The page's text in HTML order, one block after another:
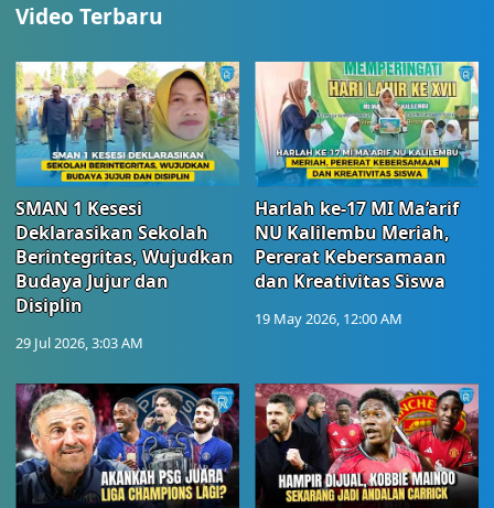
Video Terbaru
SMAN 1 Kesesi
Deklarasikan Sekolah
Berintegritas, Wujudkan
Budaya Jujur dan
Disiplin
29 Jul 2026, 3:03 AM
Harlah ke-17 MI Ma’arif
NU Kalilembu Meriah,
Pererat Kebersamaan
dan Kreativitas Siswa
19 May 2026, 12:00 AM